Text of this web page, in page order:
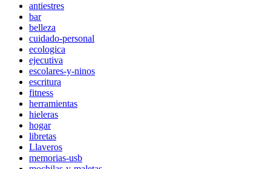
antiestres
bar
belleza
cuidado-personal
ecologica
ejecutiva
escolares-y-ninos
escritura
fitness
herramientas
hieleras
hogar
libretas
Llaveros
memorias-usb